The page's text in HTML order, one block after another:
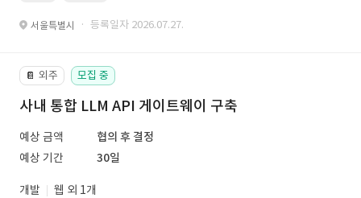
서울특별시 · 등록일자 2026.07.27.
📔 외주 모집 중
사내 통합 LLM API 게이트웨이 구축
예상 금액
협의 후 결정
예상 기간
30일
개발
웹 외 1개